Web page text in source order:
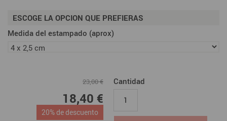
ESCOGE LA OPCION QUE PREFIERAS
Medida del estampado (aprox)
23,00 €
18,40 €
20% de descuento
Cantidad